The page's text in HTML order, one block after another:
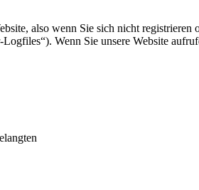
also wenn Sie sich nicht
Wenn Sie unsere Website